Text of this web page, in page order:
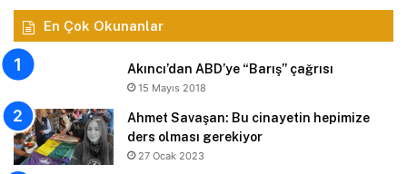
En Çok Okunanlar
Akıncı’dan ABD’ye “Barış” çağrısı
15 Mayıs 2018
Ahmet Savaşan: Bu cinayetin hepimize
ders olması gerekiyor
27 Ocak 2023